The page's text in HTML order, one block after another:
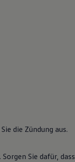
die Zündung aus.
Sie dafür, dass